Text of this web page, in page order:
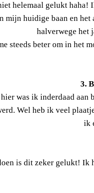
helemaal gelukt haha!
mijn huidige baan en
halverwege het
steeds beter om in het
3.
was ik inderdaad aan
Wel heb ik veel
ik
is dit zeker gelukt! Ik